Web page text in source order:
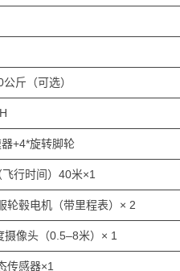
斤（可选）
+4*旋转脚轮
行时间）40米×1
轮毂电机（带里程表）× 2
摄像头（0.5–8米）× 1
传感器×1